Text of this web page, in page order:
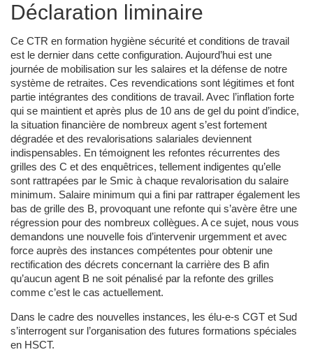
Déclaration liminaire
Ce CTR en formation hygiène sécurité et conditions de travail
est le dernier dans cette configuration. Aujourd’hui est une
journée de mobilisation sur les salaires et la défense de notre
système de retraites. Ces revendications sont légitimes et font
partie intégrantes des conditions de travail. Avec l’inflation forte
qui se maintient et après plus de 10 ans de gel du point d’indice,
la situation financière de nombreux agent s’est fortement
dégradée et des revalorisations salariales deviennent
indispensables. En témoignent les refontes récurrentes des
grilles des C et des enquêtrices, tellement indigentes qu’elle
sont rattrapées par le Smic à chaque revalorisation du salaire
minimum. Salaire minimum qui a fini par rattraper également les
bas de grille des B, provoquant une refonte qui s’avère être une
régression pour des nombreux collègues. A ce sujet, nous vous
demandons une nouvelle fois d’intervenir urgemment et avec
force auprès des instances compétentes pour obtenir une
rectification des décrets concernant la carrière des B afin
qu’aucun agent B ne soit pénalisé par la refonte des grilles
comme c’est le cas actuellement.
Dans le cadre des nouvelles instances, les élu-e-s CGT et Sud
s’interrogent sur l’organisation des futures formations spéciales
en HSCT.